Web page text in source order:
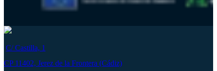
C/ Castilla, 1
CP 11402, Jerez de la Frontera (Cádiz)